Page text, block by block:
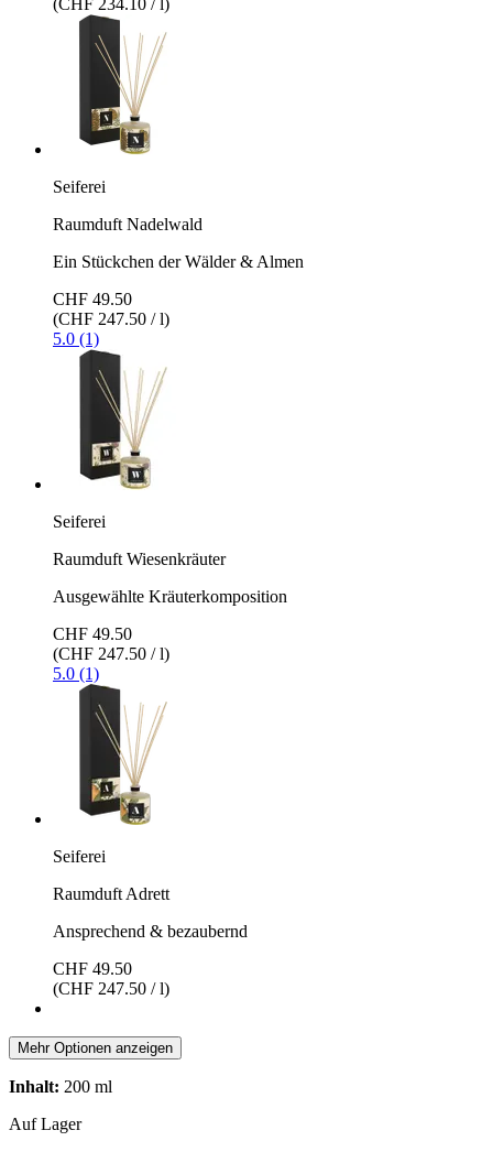
Seiferei
Raumduft Nadelwald
Ein Stückchen der Wälder & Almen
CHF 49.50
(CHF 247.50 / l)
5.0 (1)
Seiferei
Raumduft Wiesenkräuter
Ausgewählte Kräuterkomposition
CHF 49.50
(CHF 247.50 / l)
5.0 (1)
Seiferei
Raumduft Adrett
Ansprechend & bezaubernd
CHF 49.50
(CHF 247.50 / l)
Mehr Optionen anzeigen
Inhalt: 200 ml
Auf Lager